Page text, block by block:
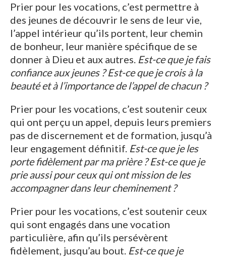
Prier pour les vocations, c’est permettre à
des jeunes de découvrir le sens de leur vie,
l’appel intérieur qu’ils portent, leur chemin
de bonheur, leur manière spécifique de se
donner à Dieu et aux autres. Est-ce que je fais
confiance aux jeunes ? Est-ce que je crois à la
beauté et à l’importance de l’appel de chacun ?
Prier pour les vocations, c’est soutenir ceux
qui ont perçu un appel, depuis leurs premiers
pas de discernement et de formation, jusqu’à
leur engagement définitif. Est-ce que je les
porte fidèlement par ma prière ? Est-ce que je
prie aussi pour ceux qui ont mission de les
accompagner dans leur cheminement ?
Prier pour les vocations, c’est soutenir ceux
qui sont engagés dans une vocation
particulière, afin qu’ils persévèrent
fidèlement, jusqu’au bout. Est-ce que je